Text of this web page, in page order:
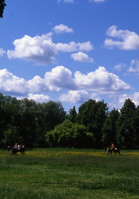
ПОЭТИЧЕСКИХ МЕСТ
2513
ЗА ЛЮБИМОЕ
МЕСТО